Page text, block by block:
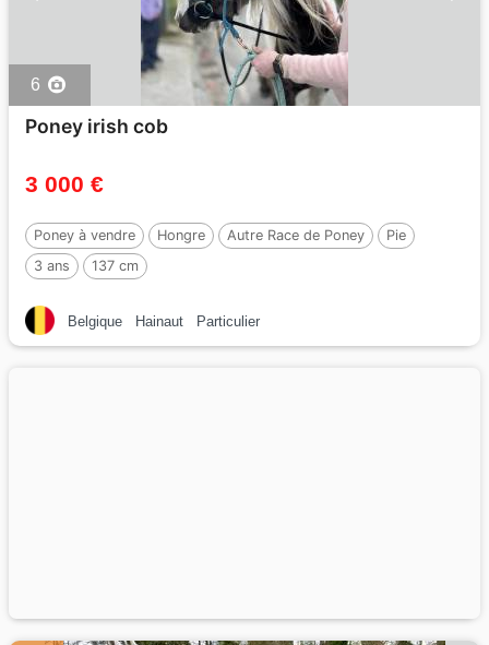
6
Poney irish cob
3 000 €
Poney à vendre Hongre Autre Race de Poney
Pie
3 ans
137 cm
Belgique Hainaut Particulier